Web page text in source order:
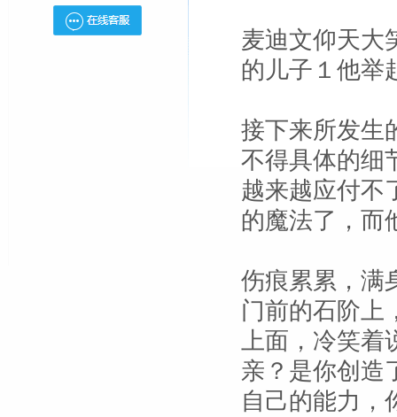
麦迪文仰天大
的儿子１他举
接下来所发生
不得具体的细
越来越应付不
的魔法了，而
伤痕累累，满
门前的石阶上
上面，冷笑着
亲？是你创造
自己的能力，